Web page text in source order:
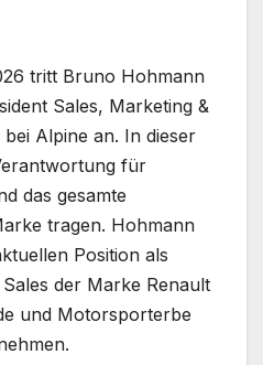
tritt Bruno Hohmann
Sales, Marketing &
Alpine an. In dieser
für
das gesamte
tragen. Hohmann
Position als
der Marke Renault
und Motorsporterbe